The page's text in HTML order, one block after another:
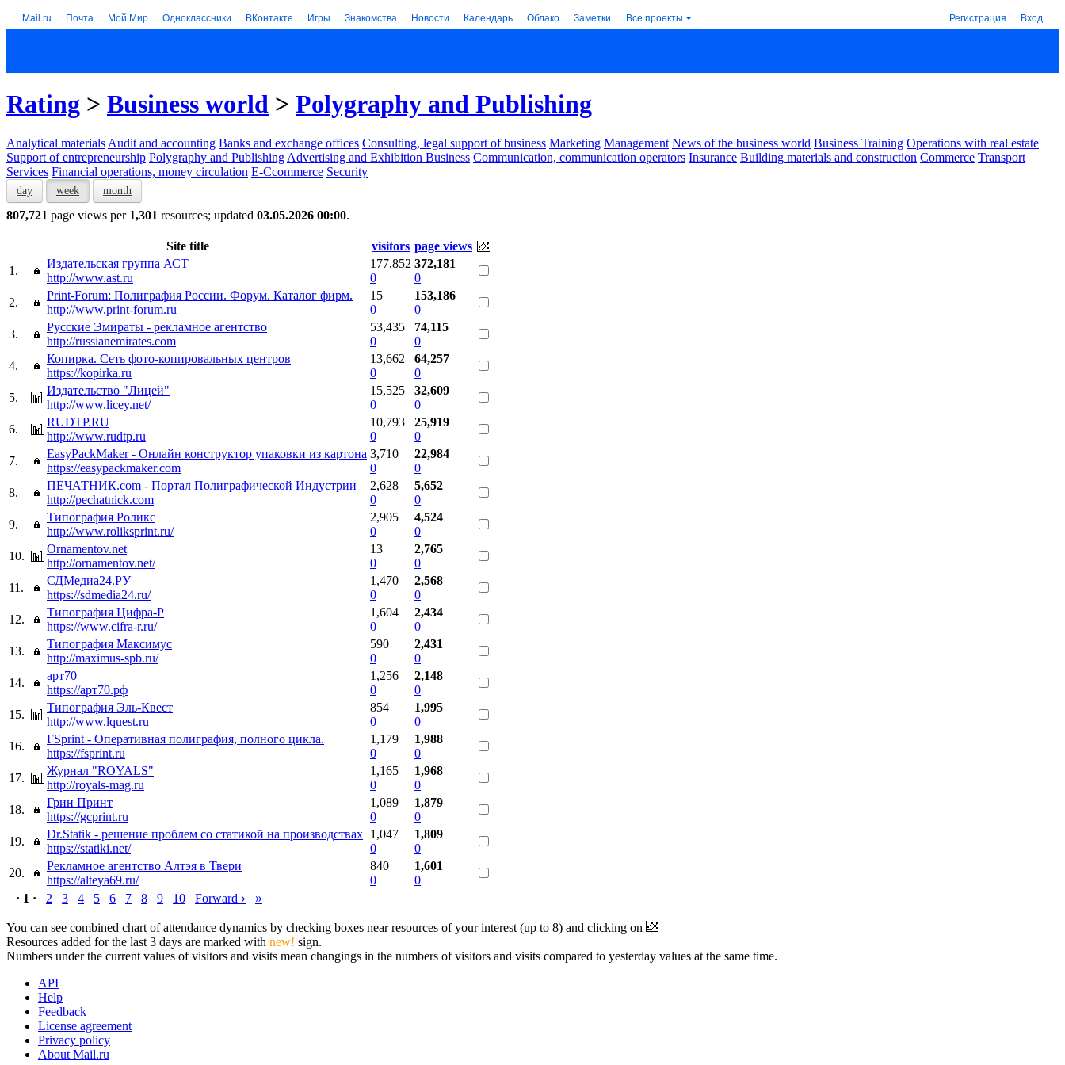
Mail.ru Почта Мой Мир Одноклассники ВКонтакте Игры Знакомства Новости Календарь Облако Заметки Все проекты Регистрация Вход
Rating > Business world > Polygraphy and Publishing
Analytical materials Audit and accounting Banks and exchange offices Consulting, legal support of business Marketing Management News of the business world Business Training Operations with real estate
Support of entrepreneurship Polygraphy and Publishing Advertising and Exhibition Business Communication, communication operators Insurance Building materials and construction Commerce Transport
Services Financial operations, money circulation E-Ccommerce Security
day week month
807,721 page views per 1,301 resources; updated 03.05.2026 00:00.
Site title visitors page views
1.
Издательская группа АСТ
http://www.ast.ru
177,852
0
372,181
0
2.
Print-Forum: Полиграфия России. Форум. Каталог фирм.
http://www.print-forum.ru
15
0
153,186
0
3.
Русские Эмираты - рекламное агентство
http://russianemirates.com
53,435
0
74,115
0
4.
Копирка. Сеть фото-копировальных центров
https://kopirka.ru
13,662
0
64,257
0
5.
Издательство "Лицей"
http://www.licey.net/
15,525
0
32,609
0
6.
RUDTP.RU
http://www.rudtp.ru
10,793
0
25,919
0
7.
EasyPackMaker - Онлайн конструктор упаковки из картона
https://easypackmaker.com
3,710
0
22,984
0
8.
ПЕЧАТНИК.com - Портал Полиграфической Индустрии
http://pechatnick.com
2,628
0
5,652
0
9.
Типография Роликс
http://www.roliksprint.ru/
2,905
0
4,524
0
10.
Ornamentov.net
http://ornamentov.net/
13
0
2,765
0
11.
СДМедиа24.РУ
https://sdmedia24.ru/
1,470
0
2,568
0
12.
Типография Цифра-Р
https://www.cifra-r.ru/
1,604
0
2,434
0
13.
Типография Максимус
http://maximus-spb.ru/
590
0
2,431
0
14.
арт70
https://арт70.рф
1,256
0
2,148
0
15.
Типография Эль-Квест
http://www.lquest.ru
854
0
1,995
0
16.
FSprint - Оперативная полиграфия, полного цикла.
https://fsprint.ru
1,179
0
1,988
0
17.
Журнал "ROYALS"
http://royals-mag.ru
1,165
0
1,968
0
18.
Грин Принт
https://gcprint.ru
1,089
0
1,879
0
19.
Dr.Statik - решение проблем со статикой на производствах
https://statiki.net/
1,047
0
1,809
0
20.
Рекламное агентство Алтэя в Твери
https://alteya69.ru/
840
0
1,601
0
· 1 ·
2 3 4 5 6 7 8 9 10 Forward › »
You can see combined chart of attendance dynamics by checking boxes near resources of your interest (up to 8) and clicking on
Resources added for the last 3 days are marked with new! sign.
Numbers under the current values of visitors and visits mean changings in the numbers of visitors and visits compared to yesterday values at the same time.
API
Help
Feedback
License agreement
Privacy policy
About Mail.ru